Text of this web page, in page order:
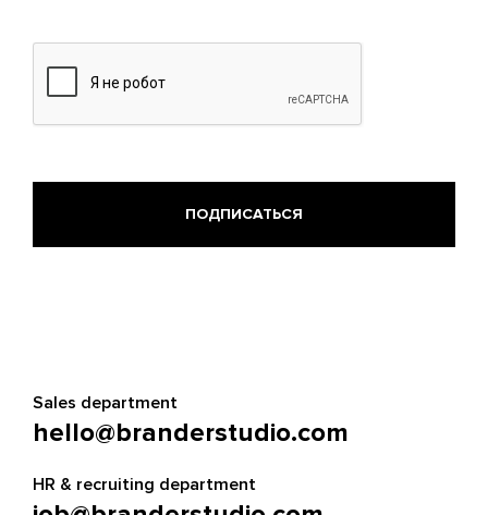
Sales department
hello@branderstudio.com
HR & recruiting department